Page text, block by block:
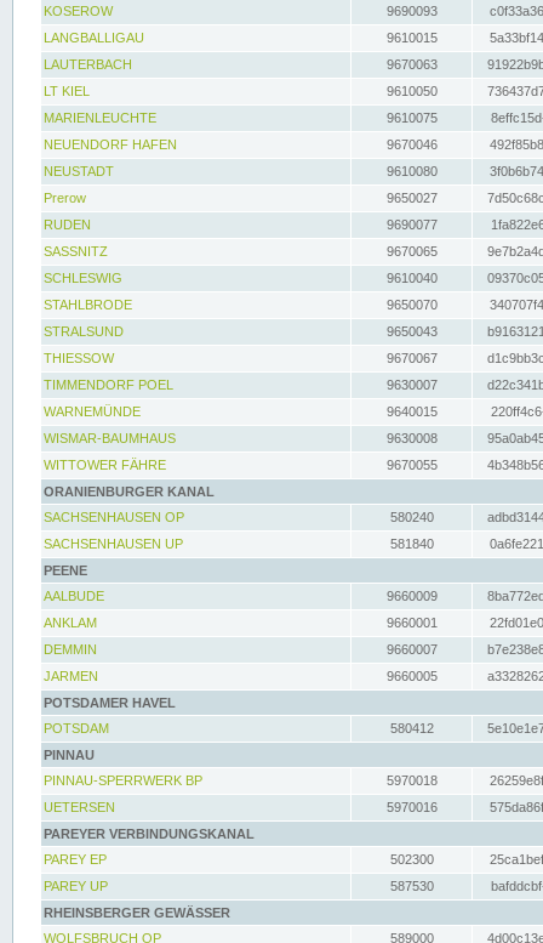
KOSEROW
9690093
LANGBALLIGAU
9610015
LAUTERBACH
9670063
LT KIEL
9610050
MARIENLEUCHTE
9610075
NEUENDORF HAFEN
9670046
NEUSTADT
9610080
Prerow
9650027
RUDEN
9690077
SASSNITZ
9670065
SCHLESWIG
9610040
STAHLBRODE
9650070
STRALSUND
9650043
THIESSOW
9670067
TIMMENDORF POEL
9630007
WARNEMÜNDE
9640015
WISMAR-BAUMHAUS
9630008
WITTOWER FÄHRE
9670055
ORANIENBURGER KANAL
SACHSENHAUSEN OP
580240
SACHSENHAUSEN UP
581840
PEENE
AALBUDE
9660009
ANKLAM
9660001
DEMMIN
9660007
JARMEN
9660005
POTSDAMER HAVEL
POTSDAM
580412
PINNAU
PINNAU-SPERRWERK BP
5970018
UETERSEN
5970016
PAREYER VERBINDUNGSKANAL
PAREY EP
502300
PAREY UP
587530
RHEINSBERGER GEWÄSSER
WOLFSBRUCH OP
589000